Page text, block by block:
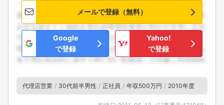
メールで登録（無料）
Google
で登録
Yahoo!
で登録
代理店営業 30代前半男性 正社員 年収500万円 2010年度